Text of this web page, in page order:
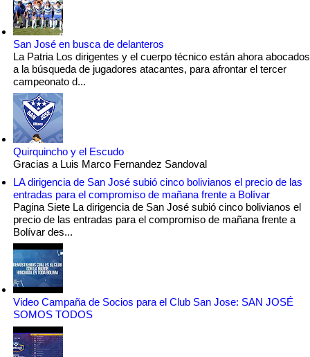
San José en busca de delanteros
La Patria Los dirigentes y el cuerpo técnico están ahora abocados
a la búsqueda de jugadores atacantes, para afrontar el tercer
campeonato d...
Quirquincho y el Escudo
Gracias a Luis Marco Fernandez Sandoval
LA dirigencia de San José subió cinco bolivianos el precio de las
entradas para el compromiso de mañana frente a Bolívar
Pagina Siete La dirigencia de San José subió cinco bolivianos el
precio de las entradas para el compromiso de mañana frente a
Bolívar des...
Video Campaña de Socios para el Club San Jose: SAN JOSÉ
SOMOS TODOS